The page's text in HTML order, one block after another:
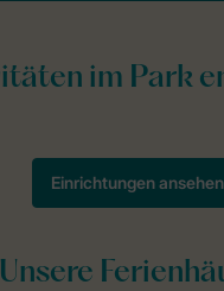
Unsere